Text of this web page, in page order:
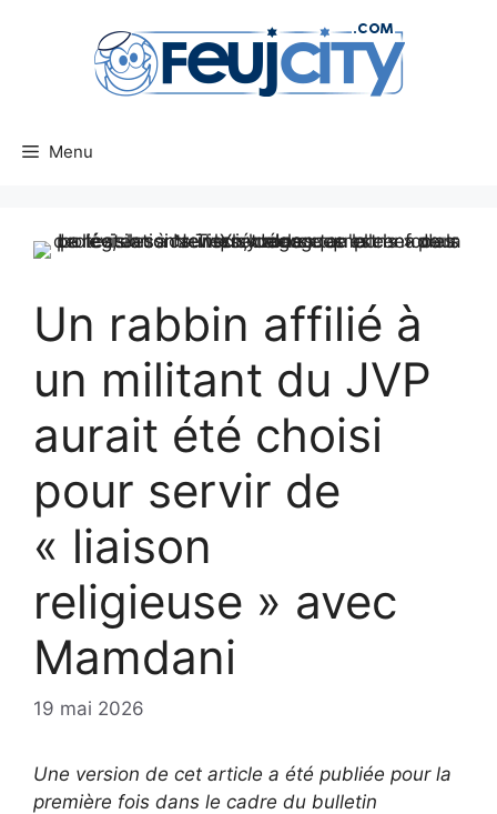
Menu
Un rabbin affilié à
un militant du JVP
aurait été choisi
pour servir de
« liaison
religieuse » avec
Mamdani
19 mai 2026
Une version de cet article a été publiée pour la
première fois dans le cadre du bulletin